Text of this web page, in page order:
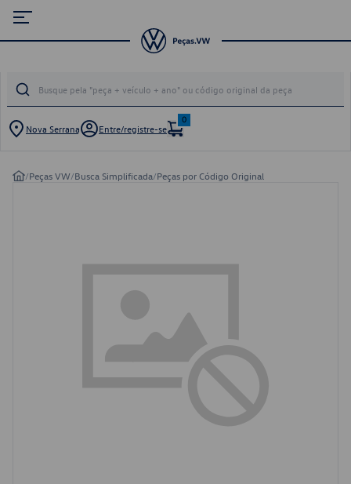
Nova Serrana Entre/registre-se
0
/Peças VW/Busca Simplificada/Peças por Código Original